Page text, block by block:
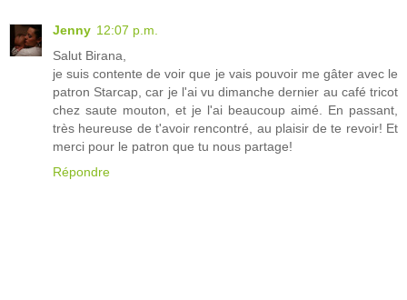
Jenny 12:07 p.m.
Salut Birana,
je suis contente de voir que je vais pouvoir me gâter avec le
patron Starcap, car je l'ai vu dimanche dernier au café tricot
chez saute mouton, et je l'ai beaucoup aimé. En passant,
très heureuse de t'avoir rencontré, au plaisir de te revoir! Et
merci pour le patron que tu nous partage!
Répondre